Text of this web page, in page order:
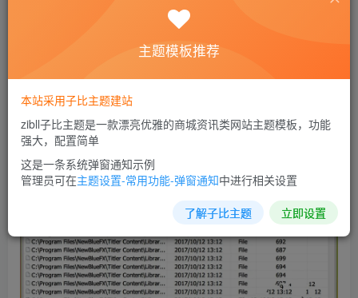
识别隐藏文件与网络路径，可生成TXT/CSV双格式清单，​
。V5.2.0中文版优化千万级文件处理能
主题模板推荐
本站采用子比主题建站
zibll子比主题是一款漂亮优雅的商城资讯类网站主题模板，功能
强大，配置简单
这是一条系统弹窗通知示例
管理员可在主题设置-常用功能-弹窗通知中进行相关设置
了解子比主题 立即设置